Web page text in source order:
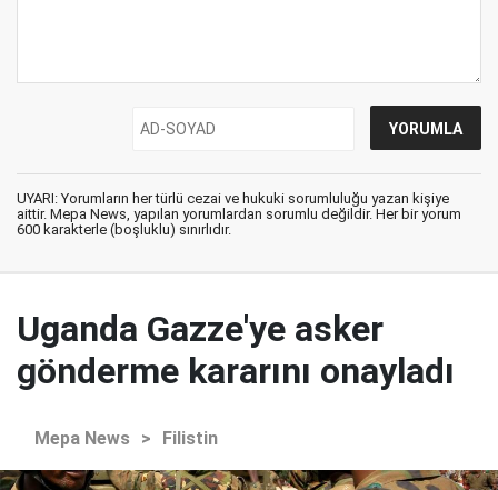
UYARI: Yorumların her türlü cezai ve hukuki sorumluluğu yazan kişiye
aittir. Mepa News, yapılan yorumlardan sorumlu değildir. Her bir yorum
600 karakterle (boşluklu) sınırlıdır.
Uganda Gazze'ye asker
gönderme kararını onayladı
Mepa News > Filistin